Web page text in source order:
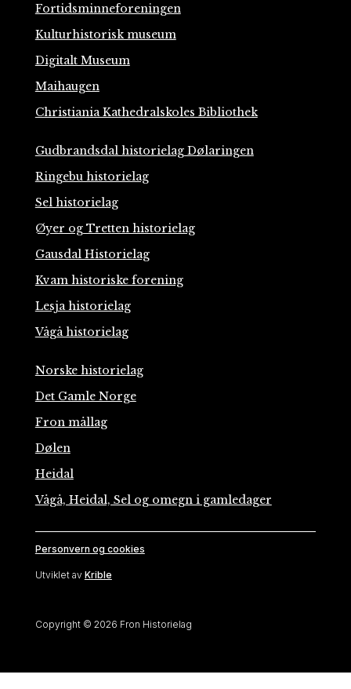
Fortidsminneforeningen
Kulturhistorisk museum
Digitalt Museum
Maihaugen
Christiania Kathedralskoles Bibliothek
Gudbrandsdal historielag Dølaringen
Ringebu historielag
Sel historielag
Øyer og Tretten historielag
Gausdal Historielag
Kvam historiske forening
Lesja historielag
Vågå historielag
Norske historielag
Det Gamle Norge
Fron mållag
Dølen
Heidal
Vågå, Heidal, Sel og omegn i gamledager
Personvern og cookies
Utviklet av Krible
Copyright © 2026 Fron Historielag